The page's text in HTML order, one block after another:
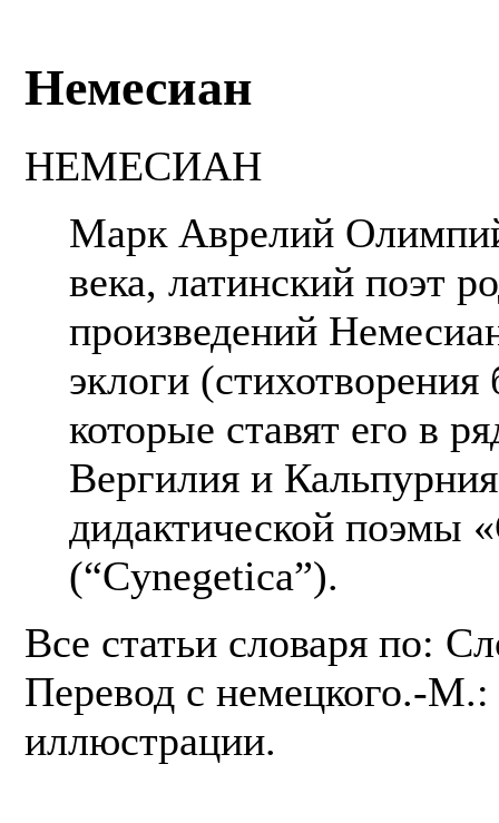
Немесиан
НЕМЕСИАН
Марк Аврелий
века, латинский поэт
произведений
эклоги
которые ставят его в
Вергилия и
дидактической поэмы
(“Cynegetica”).
Все статьи словаря по:
Перевод с немецкого.-
иллюстрации.